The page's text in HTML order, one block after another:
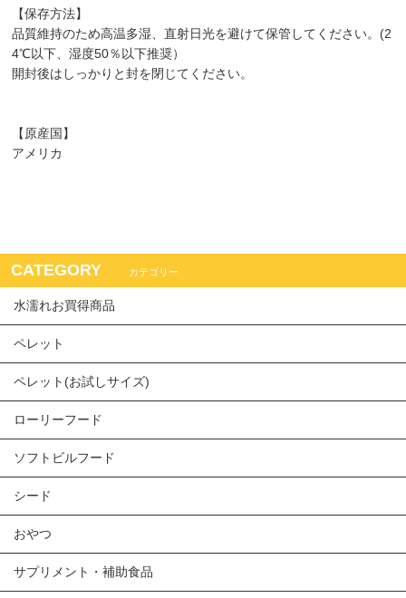
【保存方法】
品質維持のため高温多湿、直射日光を避けて保管してください。(2
4℃以下、湿度50％以下推奨）
開封後はしっかりと封を閉じてください。
【原産国】
アメリカ
CATEGORY カテゴリー
水濡れお買得商品
ペレット
ペレット(お試しサイズ)
ローリーフード
ソフトビルフード
シード
おやつ
サプリメント・補助食品